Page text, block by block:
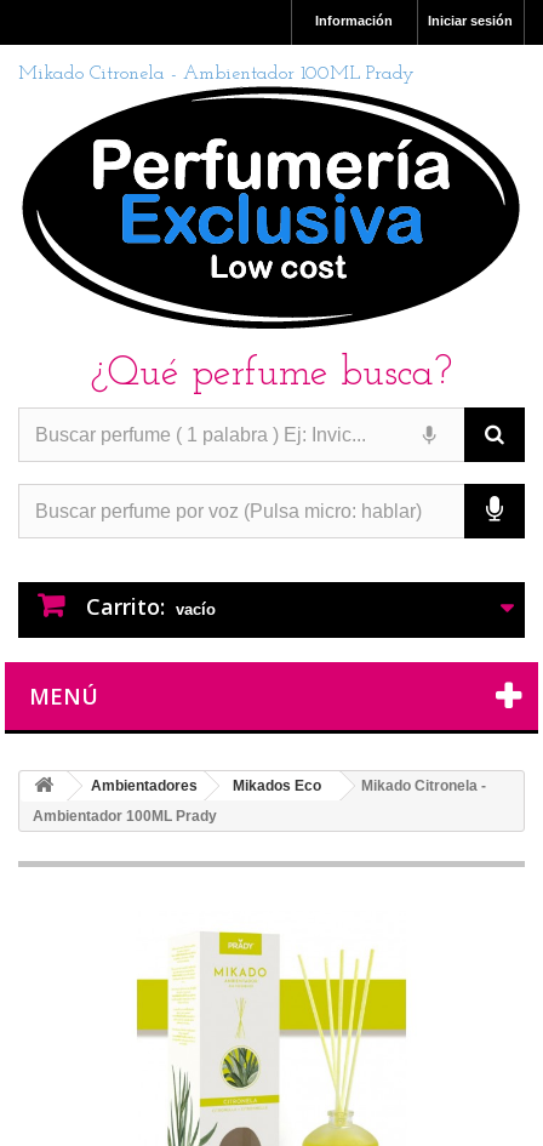
Iniciar sesión
Información
Mikado Citronela - Ambientador 100ML Prady
¿Qué perfume busca?
Carrito: vacío
MENÚ
Ambientadores Mikados Eco
Mikado Citronela -
Ambientador 100ML Prady